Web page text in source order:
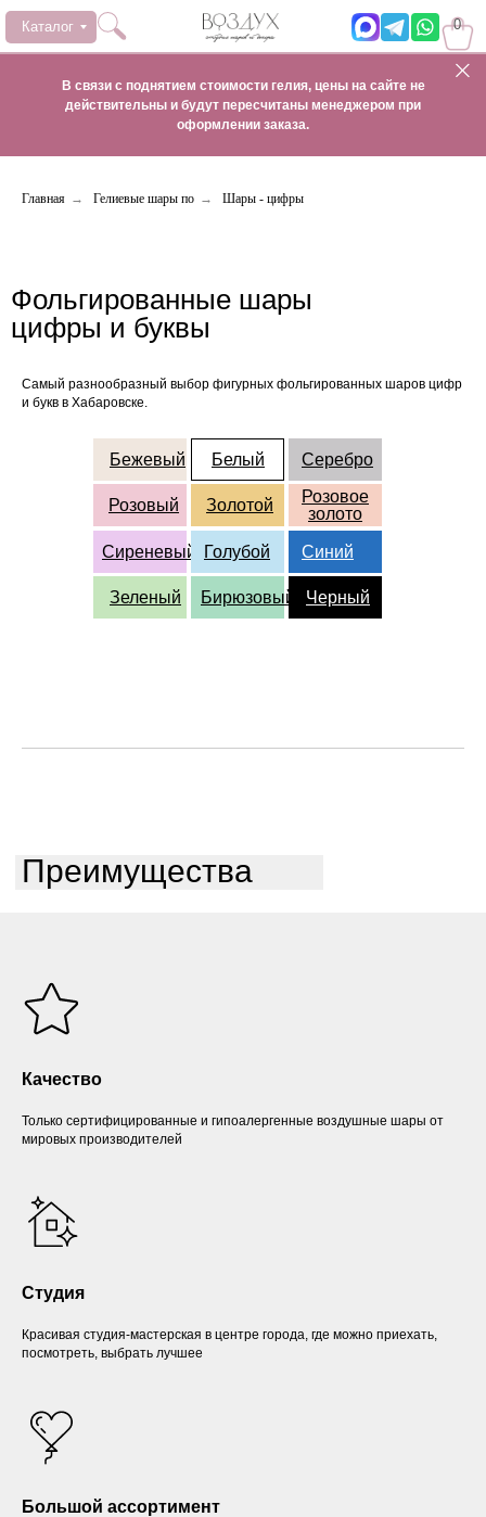
0
Каталог
В связи с поднятием стоимости гелия, цены на сайте не
действительны и будут пересчитаны менеджером при
оформлении заказа.
Главная → Гелиевые шары по → Шары - цифры
Фольгированные шары
цифры и буквы
Самый разнообразный выбор фигурных фольгированных шаров цифр
и букв в Хабаровске.
Бежевый
Зеленый
Розовый
Черный
Золотой
Розовое
золото
Сиреневый
Серебро
Голубой Синий
Бирюзовый
Белый
Преимущества
Качество
Только сертифицированные и гипоалергенные воздушные шары от
мировых производителей
Студия
Красивая студия-мастерская в центре города, где можно приехать,
посмотреть, выбрать лучшее
Большой ассортимент